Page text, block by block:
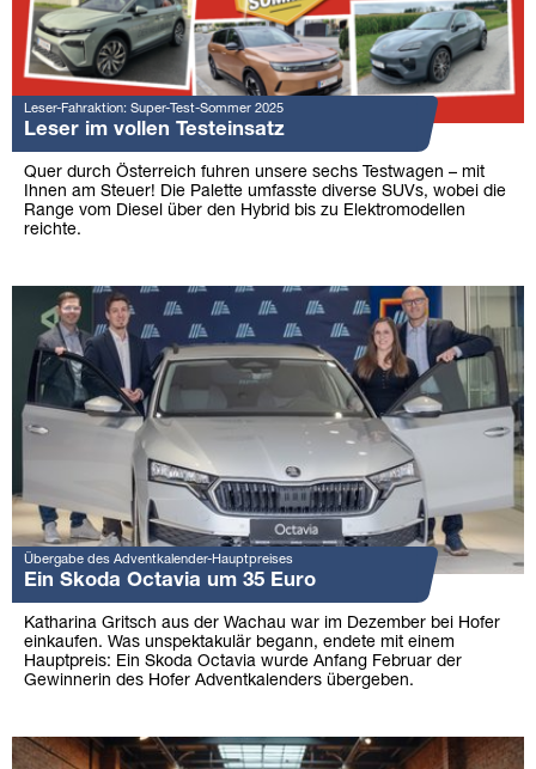
Leser-Fahraktion: Super-Test-Sommer 2025
Leser im vollen Testeinsatz
Quer durch Österreich fuhren unsere sechs Testwagen – mit
Ihnen am Steuer! Die Palette umfasste diverse SUVs, wobei die
Range vom Diesel über den Hybrid bis zu Elektromodellen
reichte.
Übergabe des Adventkalender-Hauptpreises
Ein Skoda Octavia um 35 Euro
Katharina Gritsch aus der Wachau war im Dezember bei Hofer
einkaufen. Was unspektakulär begann, endete mit einem
Hauptpreis: Ein Skoda Octavia wurde Anfang Februar der
Gewinnerin des Hofer Adventkalenders übergeben.